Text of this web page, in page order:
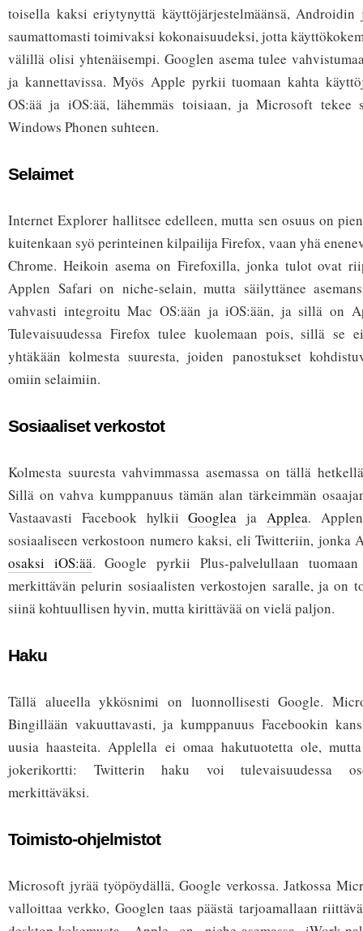
toisella kaksi eriytynyttä käyttöjärjestelmäänsä, Androidin
saumattomasti toimivaksi kokonaisuudeksi, jotta
välillä olisi yhtenäisempi. Googlen asema tulee
ja kannettavissa. Myös Apple pyrkii tuomaan kahta
OS:ää ja iOS:ää, lähemmäs toisiaan, ja Microsoft tekee
Windows Phonen suhteen.
Selaimet
Internet Explorer hallitsee edelleen, mutta sen osuus on
kuitenkaan syö perinteinen kilpailija Firefox, vaan yhä
Chrome. Heikoin asema on Firefoxilla, jonka tulot ovat
Applen Safari on niche-selain, mutta säilyttänee
vahvasti integroitu Mac OS:ään ja iOS:ään, ja sillä on
Tulevaisuudessa Firefox tulee kuolemaan pois, sillä se
yhtäkään kolmesta suuresta, joiden panostukset
omiin selaimiin.
Sosiaaliset verkostot
Kolmesta suuresta vahvimmassa asemassa on tällä
Sillä on vahva kumppanuus tämän alan tärkeimmän
Vastaavasti Facebook hylkiiGooglea ja Applea.
sosiaaliseen verkostoon numero kaksi, eli Twitteriin, jonka
osaksi iOS:ää. Google pyrkii Plus-palvelullaan tuomaan
merkittävän pelurin sosiaalisten verkostojen saralle, ja on
siinä kohtuullisen hyvin, mutta kirittävää on vielä paljon.
Haku
Tällä alueella ykkösnimi on luonnollisesti Google.
Bingillään vakuuttavasti, ja kumppanuus Facebookin
uusia haasteita. Applella ei omaa hakutuotetta ole,
jokerikortti: Twitterin haku voi tulevaisuudessa
merkittäväksi.
Toimisto-ohjelmistot
Microsoft jyrää työpöydällä, Google verkossa. Jatkossa
valloittaa verkko, Googlen taas päästä tarjoamallaan